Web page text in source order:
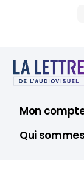
Mon
Qui